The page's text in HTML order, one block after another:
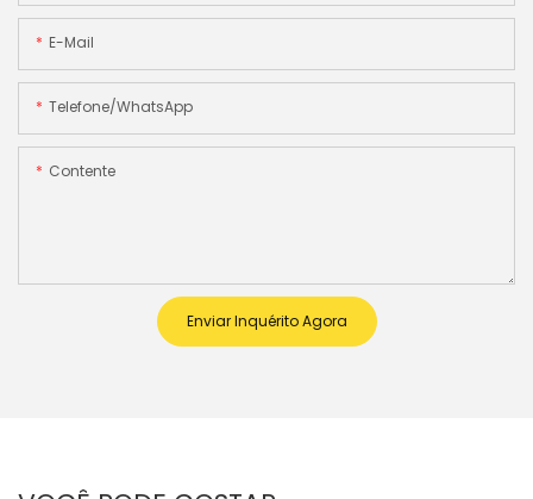
E-Mail
Telefone/WhatsApp
Contente
Enviar Inquérito Agora